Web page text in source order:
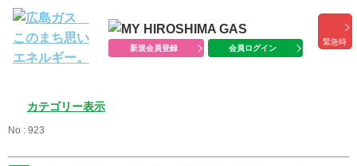
新規会員登録 会員ログイン
緊急時
カテゴリー表示
No : 923